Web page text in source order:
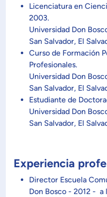
Secretaría General
de Ciencia y Tecnología
de Gestión Institucional
de Administración y Finanzas
Calidad Académica
Políticas institucionales
Licenciatura en
2003.
Universidad Don
San Salvador, El
Curso de Formación
Profesionales.
Universidad Don
San Salvador, El
Estudiante de
Universidad Don
San Salvador, El
Experiencia
Director Escuela
Don Bosco - 2012 - a